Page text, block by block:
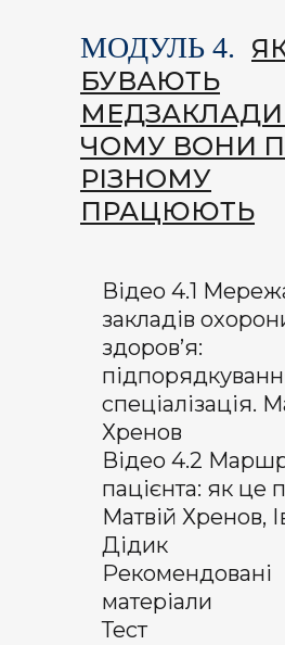
МОДУЛЬ 4.
БУВАЮТЬ
МЕДЗАКЛАДИ
ЧОМУ ВОНИ
РІЗНОМУ
ПРАЦЮЮТЬ
Відео 4.1
закладів
здоров’я:
спеціалізація.
Хренов
Відео 4.2
пацієнта: як це
Матвій Хренов,
Дідик
Рекомендовані
матеріали
Тест